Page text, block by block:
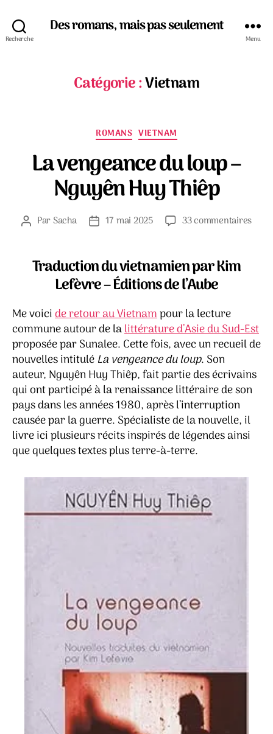
Recherche
Des romans, mais pas seulement
Menu
Catégorie :Vietnam
Catégories
ROMANS VIETNAM
La vengeance du loup –
Nguyên Huy Thiêp
Auteur
ParSacha
Date17 mai 2025 33 commentairessur
Thiêp
Traduction du vietnamien par Kim
Lefèvre – Éditions de l’Aube
Me voicide retour au Vietnampour la lecture
commune autour de lalittérature d’Asie du Sud-Est
proposée par Sunalee. Cette fois, avec un recueil de
nouvelles intitulé La vengeance du loup. Son
auteur, Nguyên Huy Thiêp, fait partie des écrivains
qui ont participé à la renaissance littéraire de son
pays dans les années 1980, après l’interruption
causée par la guerre. Spécialiste de la nouvelle, il
livre ici plusieurs récits inspirés de légendes ainsi
que quelques textes plus terre-à-terre.